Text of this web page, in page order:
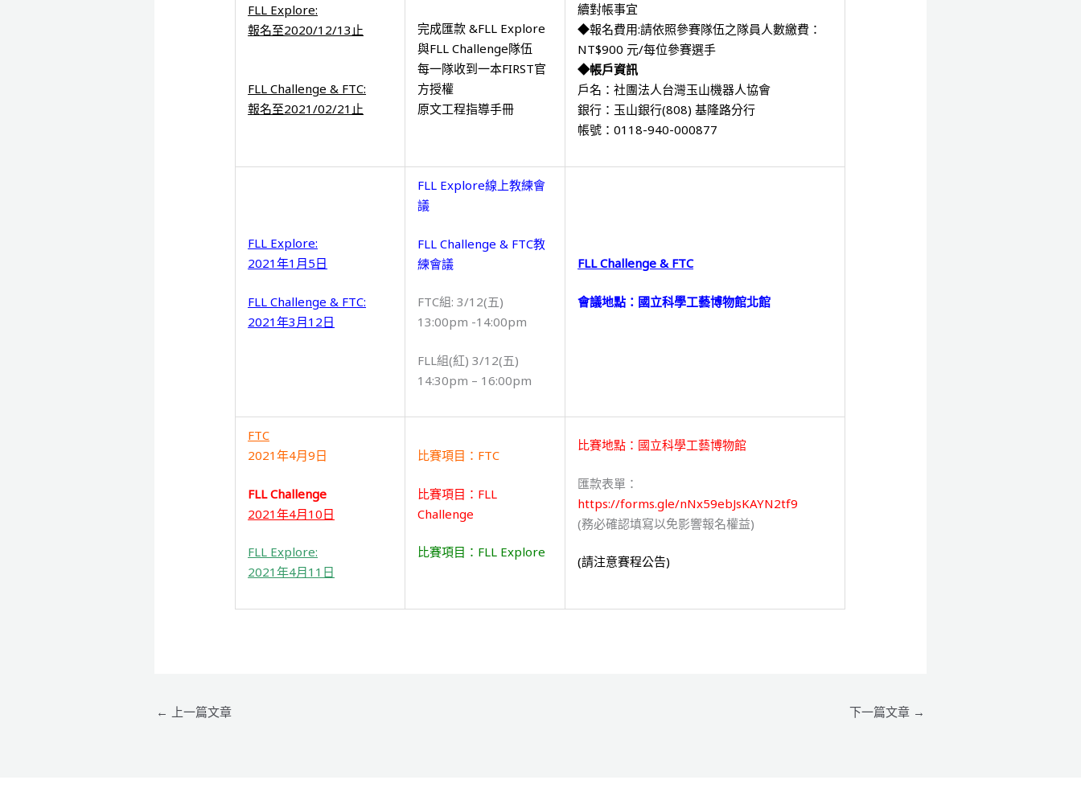
FLL Explore:
報名至2020/12/13止
FLL Challenge & FTC:
報名至2021/02/21止
完成匯款 &FLL Explore
與FLL Challenge隊伍
每一隊收到一本FIRST官
方授權
原文工程指導手冊
續對帳事宜
◆報名費用:請依照參賽隊伍之隊員人數繳費：
NT$900 元/每位參賽選手
◆帳戶資訊
戶名：社團法人台灣玉山機器人協會
銀行：玉山銀行(808) 基隆路分行
帳號：0118-940-000877
FLL Explore:
2021年1月5日
FLL Challenge & FTC:
2021年3月12日
FLL Explore線上教練會
議
FLL Challenge & FTC教
練會議
FTC組: 3/12(五)
13:00pm -14:00pm
FLL組(紅) 3/12(五)
14:30pm – 16:00pm
FLL Challenge & FTC
會議地點：國立科學工藝博物館北館
FTC
2021年4月9日
FLL Challenge
2021年4月10日
FLL Explore:
2021年4月11日
比賽項目：FTC
比賽項目：FLL
Challenge
比賽項目：FLL Explore
比賽地點：國立科學工藝博物館
匯款表單：
https://forms.gle/nNx59ebJsKAYN2tf9
(務必確認填寫以免影響報名權益)
(請注意賽程公告)
← 上一篇文章 下一篇文章 →